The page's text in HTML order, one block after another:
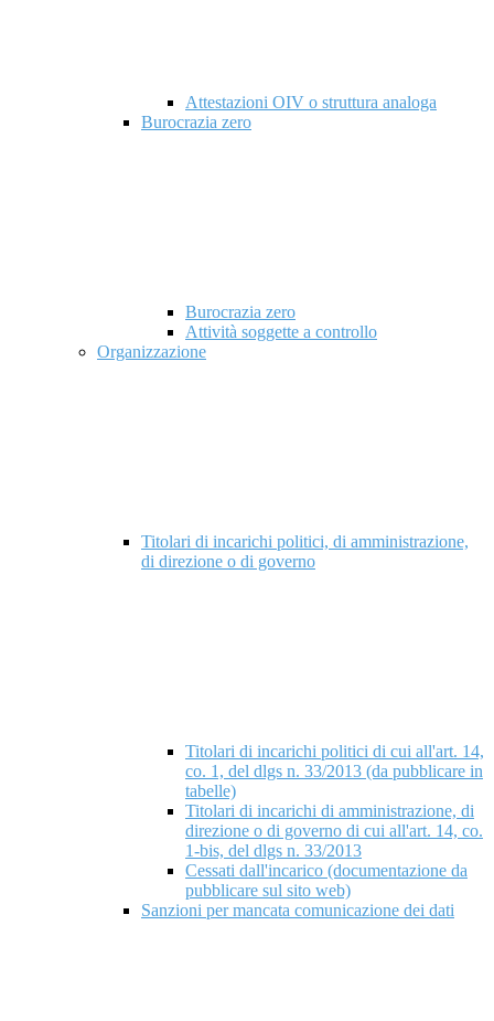
Attestazioni OIV o struttura analoga
Burocrazia zero
Burocrazia zero
Attività soggette a controllo
Organizzazione
Titolari di incarichi politici, di amministrazione,
di direzione o di governo
Titolari di incarichi politici di cui all'art. 14,
co. 1, del dlgs n. 33/2013 (da pubblicare in
tabelle)
Titolari di incarichi di amministrazione, di
direzione o di governo di cui all'art. 14, co.
1-bis, del dlgs n. 33/2013
Cessati dall'incarico (documentazione da
pubblicare sul sito web)
Sanzioni per mancata comunicazione dei dati